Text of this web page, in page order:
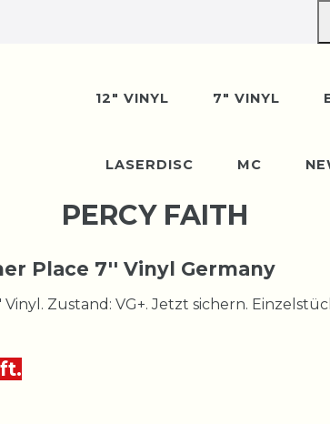
12" VINYL 7" VINYL
LASERDISC MC
PERCY FAITH
Place 7'' Vinyl Germany
Zustand: VG+. Jetzt sichern.